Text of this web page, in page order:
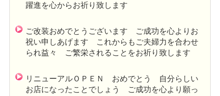
躍進を心からお祈り致します
ご改装おめでとうございます ご成功を心よりお
祝い申しあげます これからもご夫婦力を合わせ
られ益々 ご繁栄されることをお祈り致します
リニューアルＯＰＥＮ おめでとう 自分らしい
お店になったことでしょう ご成功を心より願っ